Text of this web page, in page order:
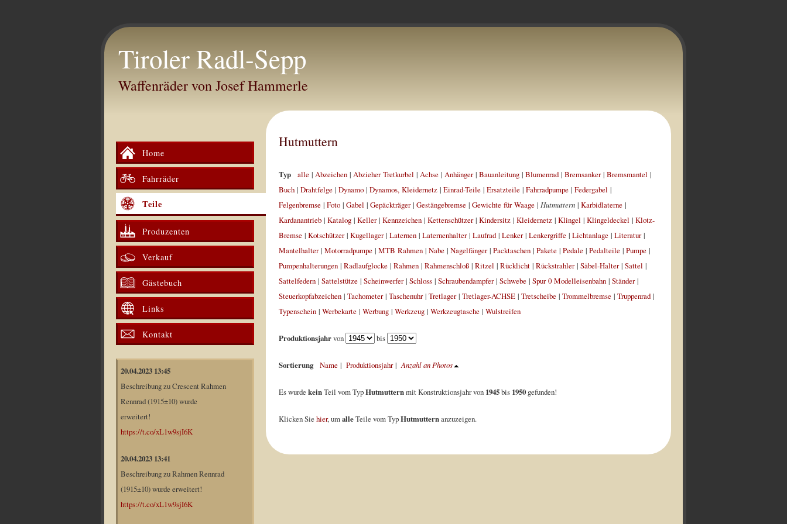
Tiroler Radl-Sepp
Waffenräder von Josef Hammerle
Home
Fahrräder
Teile
Produzenten
Verkauf
Gästebuch
Links
Kontakt
20.04.2023 13:45
Beschreibung zu Crescent Rahmen
Rennrad (1915±10) wurde
erweitert!
https://t.co/xL1w9sjI6K
20.04.2023 13:41
Beschreibung zu Rahmen Rennrad
(1915±10) wurde erweitert!
https://t.co/xL1w9sjI6K
Hutmuttern
Typ alle| Abzeichen| Abzieher Tretkurbel | Achse| Anhänger| Bauanleitung| Blumenrad| Bremsanker| Bremsmantel |
Buch| Drahtfelge| Dynamo| Dynamos, Kleidernetz| Einrad-Teile| Ersatzteile| Fahrradpumpe| Federgabel |
Felgenbremse| Foto| Gabel | Gepäckträger| Gestängebremse| Gewichte für Waage| Hutmuttern| Karbidlaterne|
Kardanantrieb| Katalog| Keller| Kennzeichen| Kettenschützer| Kindersitz| Kleidernetz| Klingel | Klingeldeckel | Klotz-
Bremse| Kotschützer| Kugellager| Laternen| Laternenhalter| Laufrad| Lenker| Lenkergriffe| Lichtanlage| Literatur|
Mantelhalter| Motorradpumpe| MTB Rahmen| Nabe| Nagelfänger| Packtaschen| Pakete| Pedale| Pedalteile| Pumpe|
Pumpenhalterungen| Radlaufglocke| Rahmen| Rahmenschloß| Ritzel | Rücklicht| Rückstrahler| Säbel-Halter| Sattel |
Sattelfedern| Sattelstütze| Scheinwerfer| Schloss| Schraubendampfer| Schwebe| Spur 0 Modelleisenbahn| Ständer|
Steuerkopfabzeichen| Tachometer| Taschenuhr| Tretlager| Tretlager-ACHSE| Tretscheibe| Trommelbremse| Truppenrad|
Typenschein| Werbekarte| Werbung| Werkzeug| Werkzeugtasche| Wulstreifen
Produktionsjahrvon bis
Sortierung Name| Produktionsjahr|Anzahl an Photos
Es wurdekeinTeil vom TypHutmutternmit Konstruktionsjahr von 1945bis 1950gefunden!
Klicken Siehier, umalleTeile vom TypHutmutternanzuzeigen.